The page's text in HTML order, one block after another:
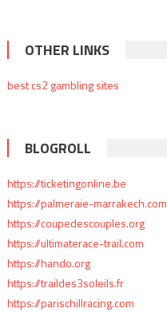
OTHER LINKS
best cs2 gambling sites
BLOGROLL
https://ticketingonline.be
https://palmeraie-marrakech.com
https://coupedescouples.org
https://ultimaterace-trail.com
https://hando.org
https://traildes3soleils.fr
https://parischillracing.com